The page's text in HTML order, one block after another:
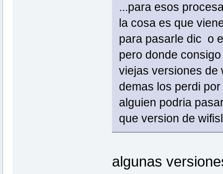
...para esos
la cosa es que
para pasarle dic o
pero donde
viejas versiones de
demas los perdi
alguien podria
que version de
algunas